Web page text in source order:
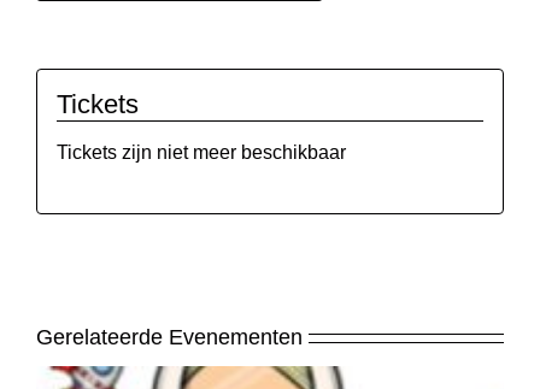
Tickets
Tickets zijn niet meer beschikbaar
Gerelateerde Evenementen